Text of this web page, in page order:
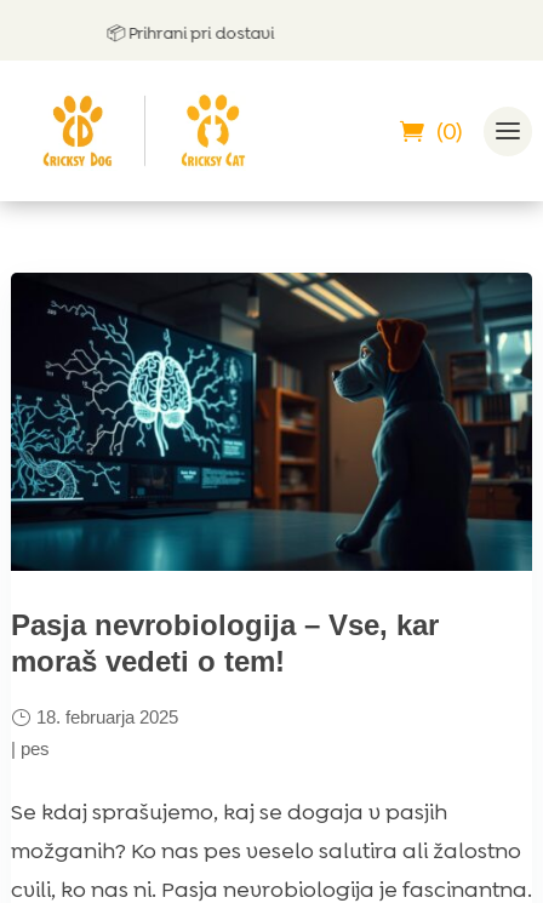
📦 Prihrani pri dostavi
(0)
Pasja nevrobiologija – Vse, kar
moraš vedeti o tem!
18. februarja 2025
| pes
Se kdaj sprašujemo, kaj se dogaja v pasjih
možganih? Ko nas pes veselo salutira ali žalostno
cvili, ko nas ni. Pasja nevrobiologija je fascinantna.